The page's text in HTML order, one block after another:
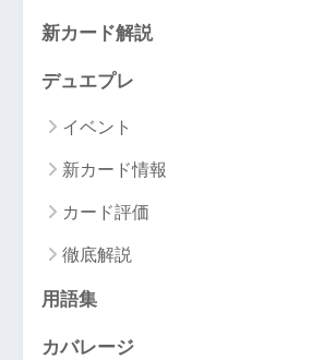
新カード解説
デュエプレ
イベント
新カード情報
カード評価
徹底解説
用語集
カバレージ